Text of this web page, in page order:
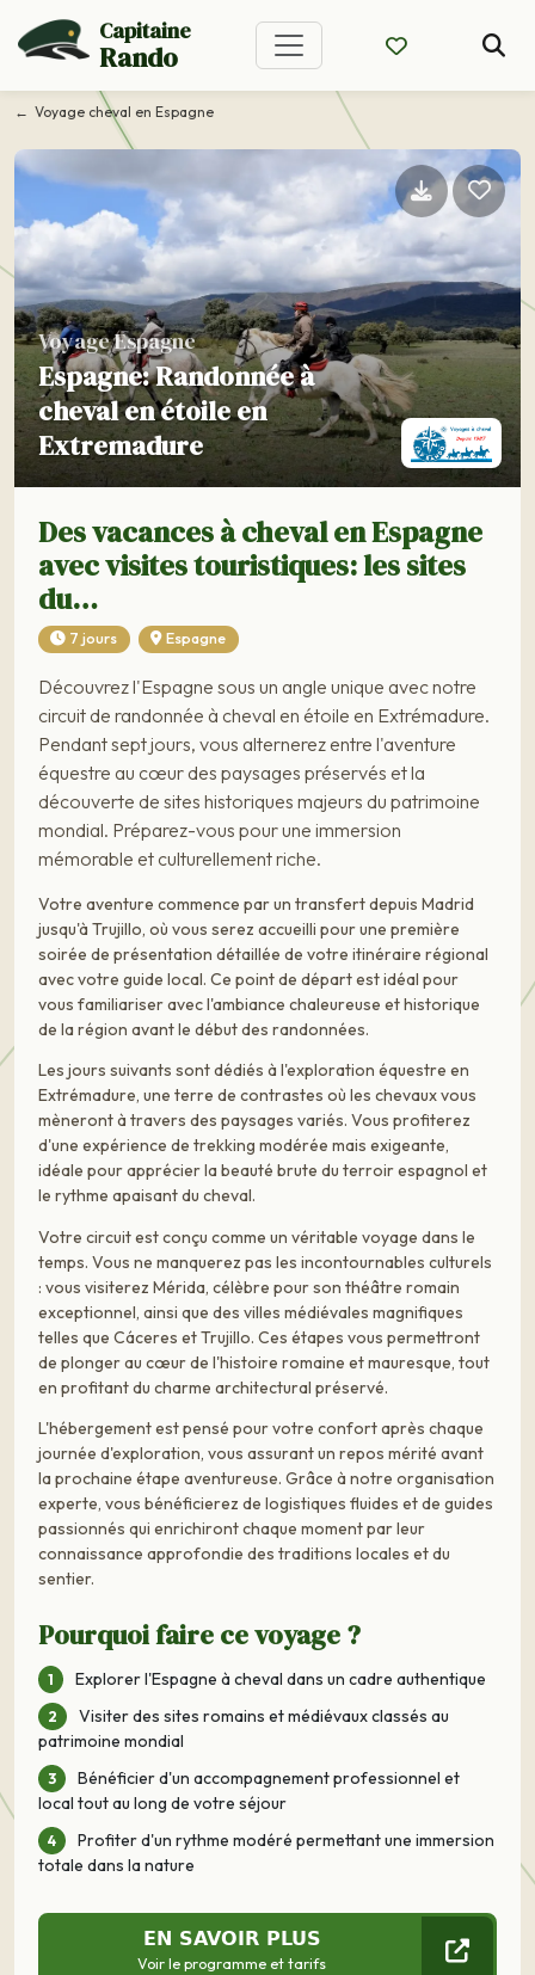
Capitaine
Rando
Voyage cheval en Espagne
Voyage Espagne
Espagne: Randonnée à
cheval en étoile en
Extremadure
Des vacances à cheval en Espagne
avec visites touristiques: les sites
du…
7 jours Espagne
Découvrez l'Espagne sous un angle unique avec notre
circuit de randonnée à cheval en étoile en Extrémadure.
Pendant sept jours, vous alternerez entre l'aventure
équestre au cœur des paysages préservés et la
découverte de sites historiques majeurs du patrimoine
mondial. Préparez-vous pour une immersion
mémorable et culturellement riche.
Votre aventure commence par un transfert depuis Madrid
jusqu'à Trujillo, où vous serez accueilli pour une première
soirée de présentation détaillée de votre itinéraire régional
avec votre guide local. Ce point de départ est idéal pour
vous familiariser avec l'ambiance chaleureuse et historique
de la région avant le début des randonnées.
Les jours suivants sont dédiés à l'exploration équestre en
Extrémadure, une terre de contrastes où les chevaux vous
mèneront à travers des paysages variés. Vous profiterez
d'une expérience de trekking modérée mais exigeante,
idéale pour apprécier la beauté brute du terroir espagnol et
le rythme apaisant du cheval.
Votre circuit est conçu comme un véritable voyage dans le
temps. Vous ne manquerez pas les incontournables culturels
: vous visiterez Mérida, célèbre pour son théâtre romain
exceptionnel, ainsi que des villes médiévales magnifiques
telles que Cáceres et Trujillo. Ces étapes vous permettront
de plonger au cœur de l'histoire romaine et mauresque, tout
en profitant du charme architectural préservé.
L'hébergement est pensé pour votre confort après chaque
journée d'exploration, vous assurant un repos mérité avant
la prochaine étape aventureuse. Grâce à notre organisation
experte, vous bénéficierez de logistiques fluides et de guides
passionnés qui enrichiront chaque moment par leur
connaissance approfondie des traditions locales et du
sentier.
Pourquoi faire ce voyage ?
Explorer l'Espagne à cheval dans un cadre authentique
Visiter des sites romains et médiévaux classés au
patrimoine mondial
Bénéficier d'un accompagnement professionnel et
local tout au long de votre séjour
Profiter d'un rythme modéré permettant une immersion
totale dans la nature
EN SAVOIR PLUS
Voir le programme et tarifs